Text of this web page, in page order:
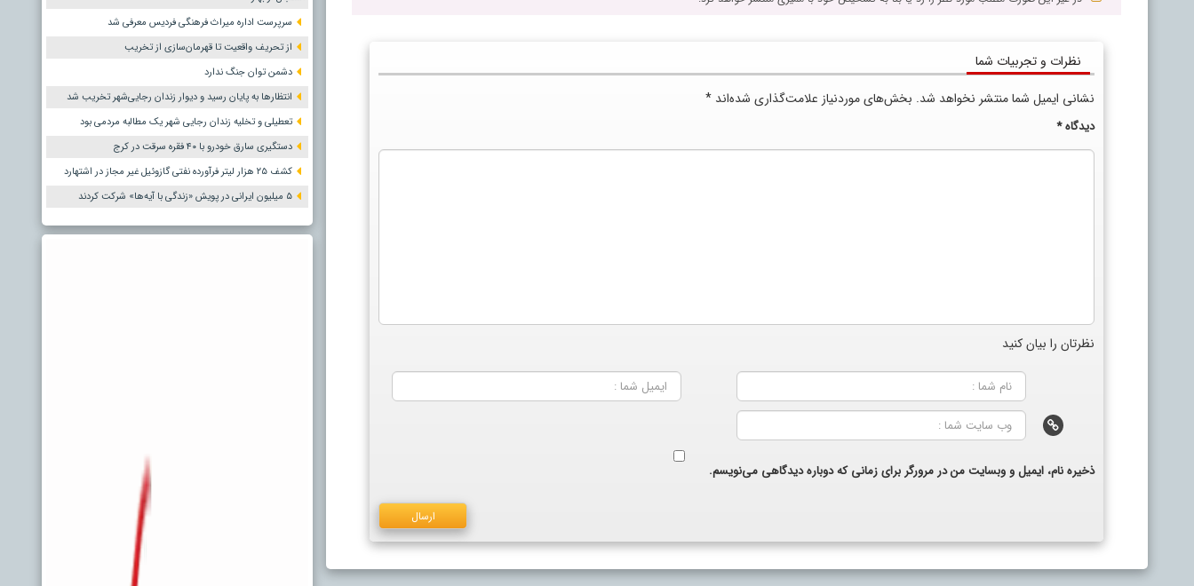
نظرات و تجربیات شما
نشانی ایمیل شما منتشر نخواهد شد. بخش‌های موردنیاز علامت‌گذاری شده‌اند *
دیدگاه*
نظرتان را بیان کنید
ذخیره نام، ایمیل و وبسایت من در مرورگر برای زمانی که دوباره دیدگاهی می‌نویسم.
سرپرست اداره میراث فرهنگی فردیس معرفی شد
از تحریف واقعیت تا قهرمان‌سازی از تخریب
دشمن توان جنگ ندارد
انتظارها به پایان رسید و دیوار زندان رجایی‌شهر تخریب شد
تعطیلی و تخلیه زندان رجایی شهر یک مطالبه مردمی بود
دستگیری سارق خودرو با ۴۰ فقره سرقت در کرج
کشف ۲۵ هزار لیتر فرآورده نفتی گازوئیل غیر مجاز در اشتهارد
۵ میلیون ایرانی در پویش «زندگی با آیه‌ها» شرکت کردند